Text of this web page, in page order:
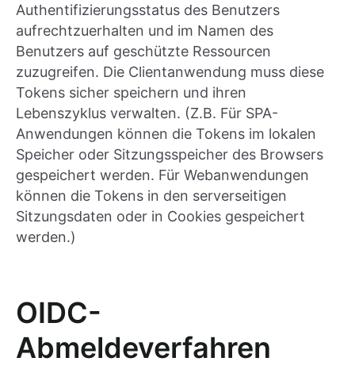
Authentifizierungsstatus des Benutzers
aufrechtzuerhalten und im Namen des
Benutzers auf geschützte Ressourcen
zuzugreifen. Die Clientanwendung muss diese
Tokens sicher speichern und ihren
Lebenszyklus verwalten. (Z.B. Für SPA-
Anwendungen können die Tokens im lokalen
Speicher oder Sitzungsspeicher des Browsers
gespeichert werden. Für Webanwendungen
können die Tokens in den serverseitigen
Sitzungsdaten oder in Cookies gespeichert
werden.)
OIDC-
Abmeldeverfahren